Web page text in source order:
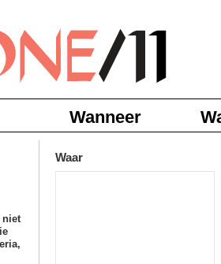
Wanneer
niet
Waar